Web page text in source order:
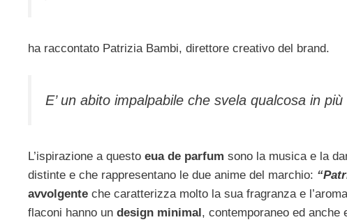
ha raccontato Patrizia Bambi, direttore creativo del brand.
E’ un abito impalpabile che svela qualcosa in
L’ispirazione a questo eua de parfum sono la musica e la
distinte e che rappresentano le due anime del marchio:
avvolgente che caratterizza molto la sua fragranza e
flaconi hanno un design minimal, contemporaneo ed